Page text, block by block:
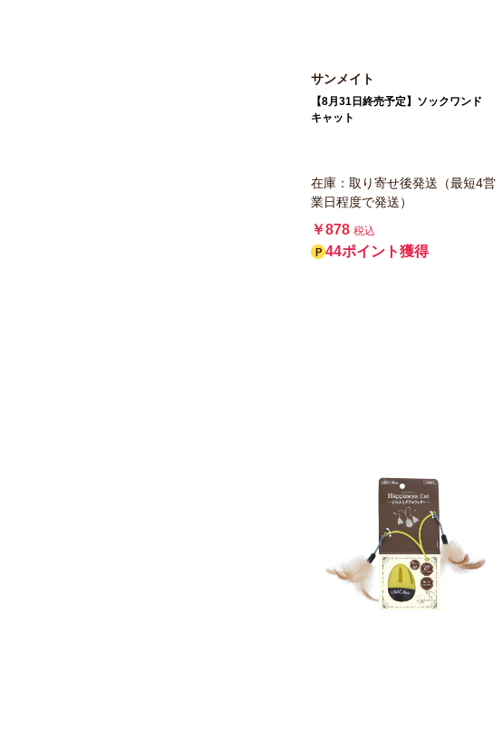
サンメイト
【8月31日終売予定】ソックワンド
キャット
在庫：取り寄せ後発送（最短4営
業日程度で発送）
￥878 税込
44ポイント獲得